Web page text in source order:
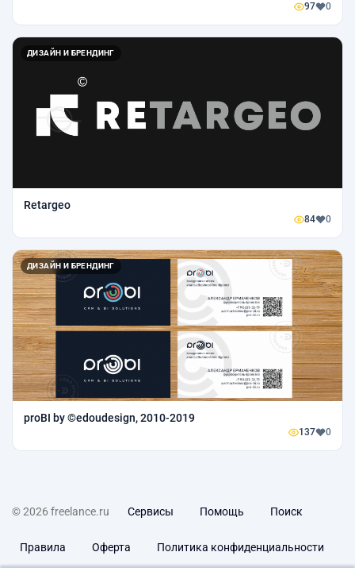
97 0
ДИЗАЙН И БРЕНДИНГ
Retargeo
84 0
ДИЗАЙН И БРЕНДИНГ
proBI by ©еdoudesign, 2010-2019
137 0
© 2026 freelance.ru Сервисы Помощь Поиск
Правила Оферта Политика конфиденциальности